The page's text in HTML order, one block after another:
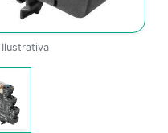
Ilustrativa